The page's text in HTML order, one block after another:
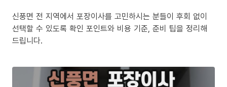
신풍면 전 지역에서 포장이사를 고민하시는 분들이 후회 없이
선택할 수 있도록 확인 포인트와 비용 기준, 준비 팁을 정리해
드립니다.